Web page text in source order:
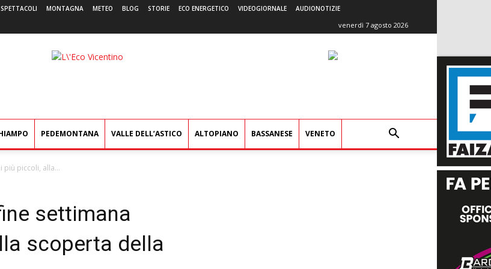
MONTAGNA METEO BLOG STORIE ECO ENERGETICO VIDEOGIORNALE AUDIONOTIZIE
venerdì 7 agosto 2026
L'Eco
PEDEMONTANA VALLE DELL’ASTICO ALTOPIANO BASSANESE VENETO
più piccoli, alla...
settimana
scoperta della